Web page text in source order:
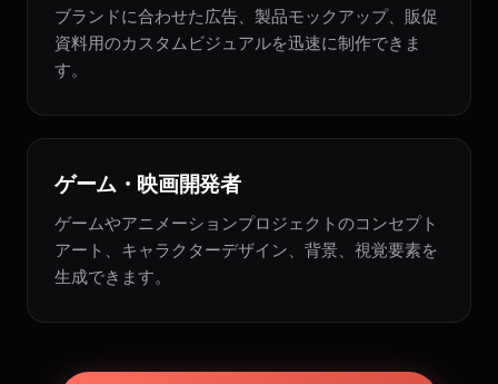
ブランドに合わせた広告、製品モックアップ、販促
資料用のカスタムビジュアルを迅速に制作できま
す。
ゲーム・映画開発者
ゲームやアニメーションプロジェクトのコンセプト
アート、キャラクターデザイン、背景、視覚要素を
生成できます。